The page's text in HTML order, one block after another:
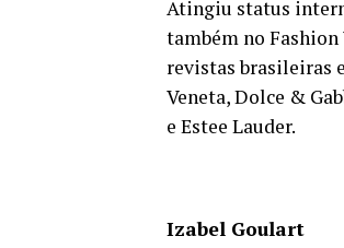
Atingiu status
também no Fashion
revistas brasileiras
Veneta, Dolce &
e Estee Lauder.
Izabel Goulart